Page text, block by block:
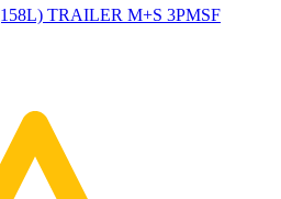
TRAILER M+S 3PMSF